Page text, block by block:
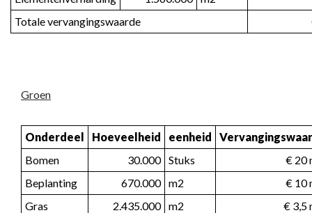
Totale vervangingswaarde
Groen
Onderdeel Hoeveelheid eenheid
Bomen
30.000 Stuks
€ 20
Beplanting
670.000 m2
€ 10
Gras
2.435.000 m2
€ 3,5